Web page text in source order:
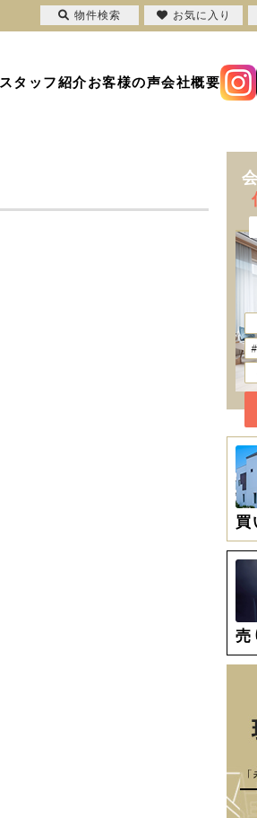
スタッフ紹介お客様の声会社概要
買
売
物件検索 お気に入り